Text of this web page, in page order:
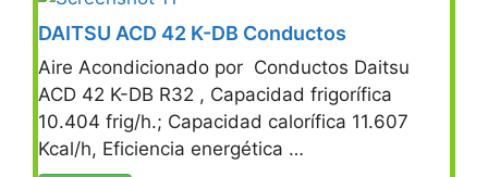
DAITSU ACD 42 K-DB Conductos
Aire Acondicionado por Conductos Daitsu
ACD 42 K-DB R32 , Capacidad frigorífica
10.404 frig/h.; Capacidad calorífica 11.607
Kcal/h, Eficiencia energética …